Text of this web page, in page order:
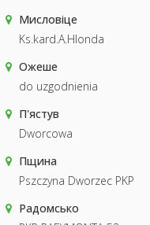
Мисловіце
Ks.kard.A.Hlonda
Ожеше
do uzgodnienia
П'ястув
Dworcowa
Пщина
Pszczyna Dworzec PKP
Радомсько